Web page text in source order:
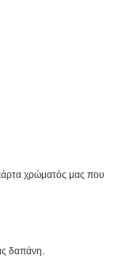
χρώματός μας που
δαπάνη.